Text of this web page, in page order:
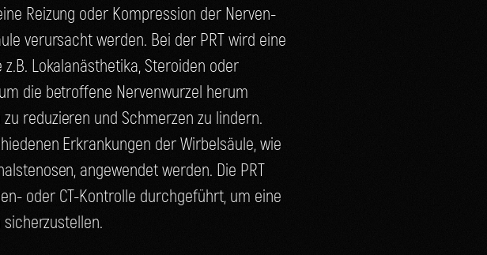
Rei­zung oder Kom­pres­si­on der Ner­ven­
ver­ur­sacht wer­den. Bei der PRT wird eine
Lokal­an­äs­the­ti­ka, Ste­ro­iden oder
die betrof­fe­ne Ner­ven­wur­zel her­um
redu­zie­ren und Schmer­zen zu lin­dern.
Erkran­kun­gen der Wir­bel­säu­le, wie
ange­wen­det wer­den. Die PRT
oder CT-Kon­trol­le durch­ge­führt, um eine